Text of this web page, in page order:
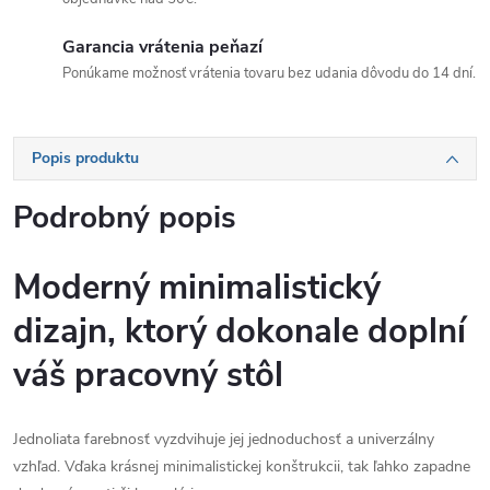
Garancia vrátenia peňazí
Ponúkame možnosť vrátenia tovaru bez udania dôvodu do 14 dní.
Popis produktu
Podrobný popis
Moderný minimalistický
dizajn, ktorý dokonale doplní
váš pracovný stôl
Jednoliata farebnosť vyzdvihuje jej jednoduchosť a univerzálny
vzhľad. Vďaka krásnej minimalistickej konštrukcii, tak ľahko zapadne